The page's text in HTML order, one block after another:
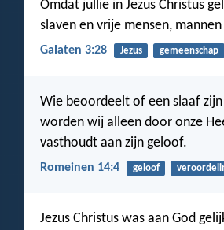
Omdat jullie in Jezus Christus
slaven en vrije mensen,
Galaten 3:28 Jezus gemeenschap
Wie beoordeelt of een slaaf
worden wij alleen door onze
vasthoudt aan zijn geloof.
Romeinen 14:4 geloof
Jezus Christus was aan God